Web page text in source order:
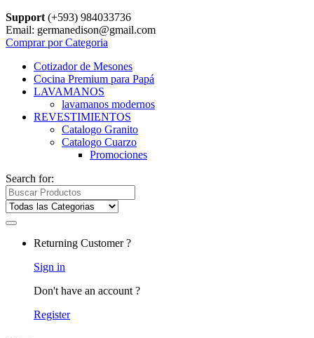
Support (+593) 984033736
Email: germanedison@gmail.com
Comprar por Categoria
Cotizador de Mesones
Cocina Premium para Papá
LAVAMANOS
lavamanos modernos
REVESTIMIENTOS
Catalogo Granito
Catalogo Cuarzo
Promociones
Search for:
Returning Customer ?
Sign in
Don't have an account ?
Register